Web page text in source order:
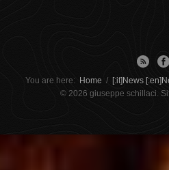
You are here: Home / [:it]News
© 2026 giuseppe schillaci.